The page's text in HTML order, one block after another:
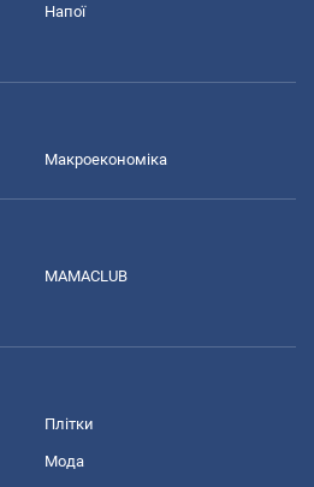
Напої
Макроекономіка
MAMACLUB
Плітки
Мода